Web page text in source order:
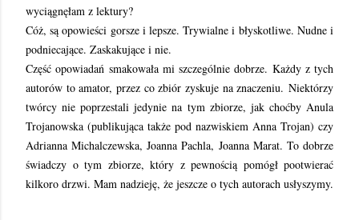
wyciągnęłam z lektury?
Cóż, są opowieści gorsze i lepsze. Trywialne i błyskotliwe. Nudne i
podniecające. Zaskakujące i nie.
Część opowiadań smakowała mi szczególnie dobrze. Każdy z tych
autorów to amator, przez co zbiór zyskuje na znaczeniu. Niektórzy
twórcy nie poprzestali jedynie na tym zbiorze, jak choćby Anula
Trojanowska (publikująca także pod nazwiskiem Anna Trojan) czy
Adrianna Michalczewska, Joanna Pachla, Joanna Marat. To dobrze
świadczy o tym zbiorze, który z pewnością pomógł pootwierać
kilkoro drzwi. Mam nadzieję, że jeszcze o tych autorach usłyszymy.